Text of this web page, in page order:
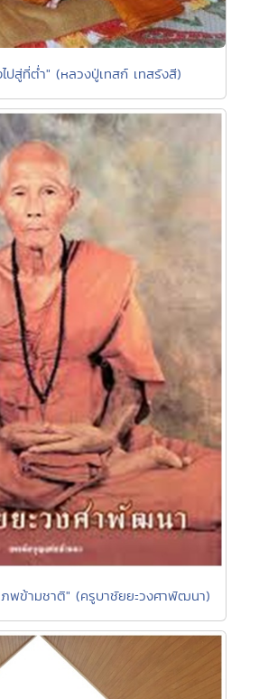
ไปสู่ที่ต่ำ" (หลวงปู่เทสก์ เทสรังสี)
ข้ามชาติ" (ครูบาชัยยะวงศาพัฒนา)